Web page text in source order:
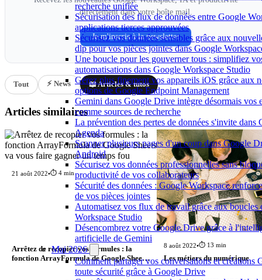
recherche unifiée
Sécurisation des flux de données entre Google
applications tierces approuvées
Sécurisez vos données sensibles grâce aux
dlp pour vos pièces jointes dans Google
Une boucle pour les gouverner tous : simplifiez
automatisations dans Google Workspace Studio
Gérez plus finement vos appareils iOS grâce aux
options de Google Endpoint Management
Gemini dans Google Drive intègre désormais vos
comme sources de recherche
La prévention des pertes de données s'invite dans
Agenda
Scanner plusieurs pages d'un coup dans Google
Android
Sécurisez vos données professionnelles sans
productivité de vos collaborateurs
Sécurité des données : Google Workspace
de vos pièces jointes
Automatisez vos flux de travail grâce aux boucles
Workspace Studio
Désencombrez votre Google Drive grâce à
artificielle de Gemini
Mai 2026
Comment partager vos conversations et créations
toute sécurité grâce à Google Drive
directement dans votre boîte mail.
Je m'inscris à la newsletter
Tout ⚡ News 📖 Articles & tutos
Articles similaires
21 août 2022•⏱️ 4 min
Arrêtez de recopier vos formules : la
fonction ArrayFormula de Google Sheets
va vous faire gagner un temps fou
8 août 2022•⏱️ 13 min
Les métiers du numérique